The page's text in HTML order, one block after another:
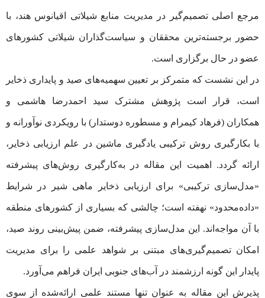
مرجع اصلی تصمیم‌گیر در مدیریت منابع شیلاتی اقیانوس هند، با
حضور برجسته‌ترین محققان و سیاست‌گذاران شیلاتی کشورهای
عضو در حال برگزاری است.
در این نشست که متمرکز بر تعیین سهمیه‌های صید و پایداری ذخایر
است، قرار است پژوهش مشترک سید احمدرضا هاشمی و
همکاران (فرهاد کیمرام و مسطوره دوستدار) با رویکردی نوآورانه و
با بکارگیری روش ترکیبی یادگیری ماشین در علم ارزیابی ذخایر،
ارائه گردد. اهمیت این مقاله در به‌کارگیری روش‌های پیشرفته
«مدل‌سازی ترکیبی» برای ارزیابی ذخایر ماهی شیر در شرایط
«داده‌محدود» نهفته است؛ چالشی که بسیاری از کشورهای منطقه
با آن مواجه‌اند. این مدل‌سازی پیشرفته، ضمن پیش‌بینی روند صید،
امکان تصمیم‌گیری‌های مبتنی بر شواهد علمی را برای مدیریت
پایدار این گونه ارزشمند در آب‌های جنوبی ایران فراهم می‌آورد.
پذیرش این مقاله به عنوان تنها مستند علمی ارائه‌شده از سوی